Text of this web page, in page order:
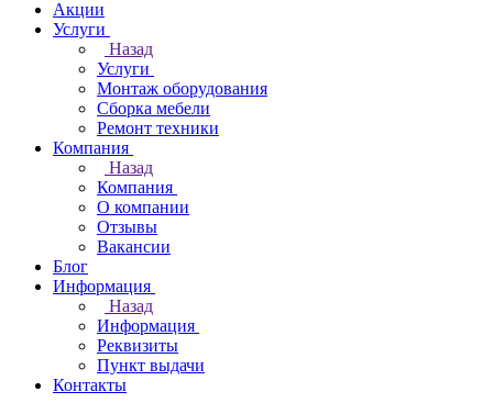
Акции
Услуги
Назад
Услуги
Монтаж оборудования
Сборка мебели
Ремонт техники
Компания
Назад
Компания
О компании
Отзывы
Вакансии
Блог
Информация
Назад
Информация
Реквизиты
Пункт выдачи
Контакты